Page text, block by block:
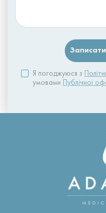
Я погоджуюся з
умовами
Публічної